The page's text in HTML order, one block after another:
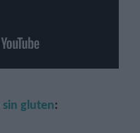
sin gluten: